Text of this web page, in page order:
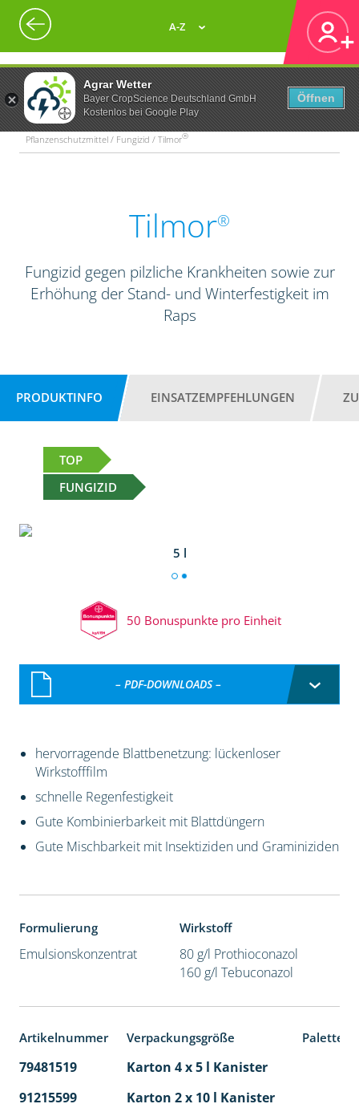
Agrar Wetter
Bayer CropScience Deutschland GmbH
Kostenlos bei Google Play
Öffnen
A-Z
Pflanzenschutzmittel / Fungizid / Tilmor®
Tilmor®
Fungizid gegen pilzliche Krankheiten sowie zur
Erhöhung der Stand- und Winterfestigkeit im
Raps
PRODUKTINFO EINSATZEMPFEHLUNGEN
TOP
FUNGIZID
5 l
50 Bonuspunkte pro Einheit
– PDF-DOWNLOADS –
hervorragende Blattbenetzung: lückenloser
Wirkstofffilm
schnelle Regenfestigkeit
Gute Kombinierbarkeit mit Blattdüngern
Gute Mischbarkeit mit Insektiziden und Graminiziden
Formulierung
Emulsionskonzentrat
Wirkstoff
80 g/l Prothioconazol
160 g/l Tebuconazol
Artikelnummer Verpackungsgröße
79481519 Karton 4 x 5 l Kanister
91215599
Karton 2 x 10 l Kanister